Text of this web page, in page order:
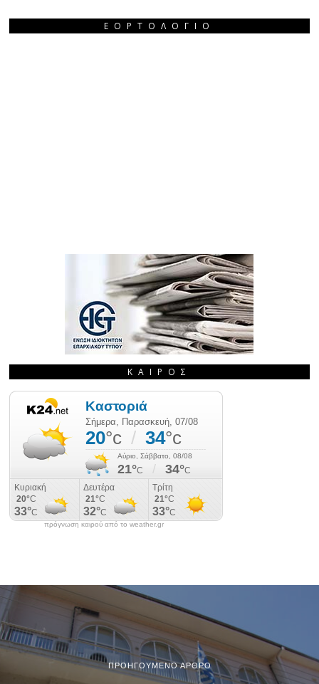
ΕΟΡΤΟΛΌΓΙΟ
ΚΑΙΡΌΣ
πρόγνωση καιρού από το weather.gr
ΠΡΟΗΓΟΎΜΕΝΟ ΆΡΘΡΟ